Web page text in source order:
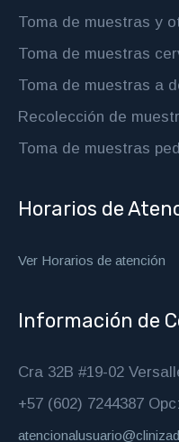
Toma de muestras y
Toma de muestras
Toma de muestras a
Recolección de
Toma de muestras
Horarios de
Ver Horarios de atención
Información de
Cra 32B #19-02
+57 (602) 7244387